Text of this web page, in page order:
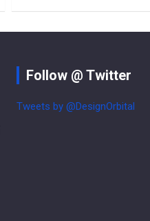
Follow @ Twitter
Tweets by @DesignOrbital